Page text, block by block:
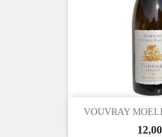
VOUVRAY
Prix